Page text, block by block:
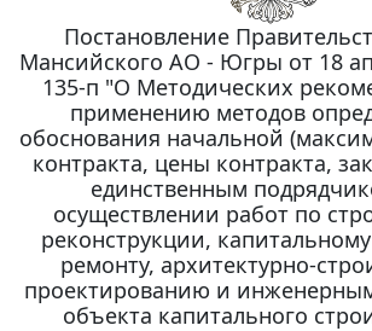
Постановление
Мансийского АО - Югры от 18
135-п "О Методических
применению методов
обоснования начальной
контракта, цены контракта,
единственным
осуществлении работ по
реконструкции,
ремонту, архитектурно-
проектированию и
объекта капитального